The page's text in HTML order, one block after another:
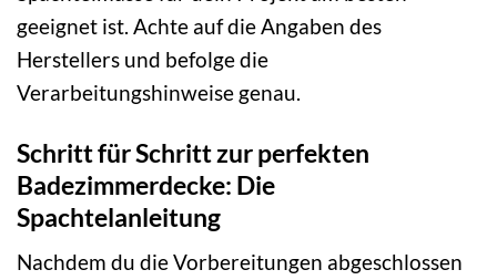
geeignet ist. Achte auf die Angaben des
Herstellers und befolge die
Verarbeitungshinweise genau.
Schritt für Schritt zur perfekten
Badezimmerdecke: Die
Spachtelanleitung
Nachdem du die Vorbereitungen abgeschlossen